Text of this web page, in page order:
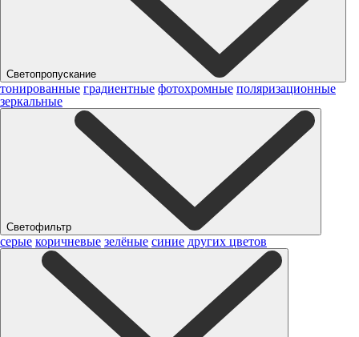
Светопропускание
тонированные градиентные фотохромные поляризационные
зеркальные
Светофильтр
серые коричневые зелёные синие других цветов